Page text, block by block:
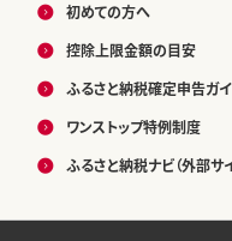
初めての方へ
控除上限金額の目安
ふるさと納税確定申告ガ
ワンストップ特例制度
ふるさと納税ナビ（外部サイ